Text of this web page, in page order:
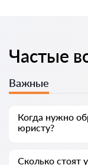
Частые
Важные
Когда нужно
юристу?
Сколько стоят